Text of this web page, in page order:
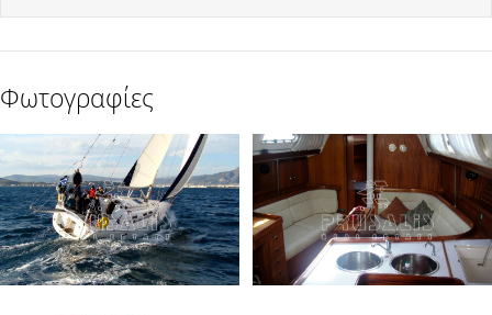
Φωτογραφίες